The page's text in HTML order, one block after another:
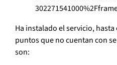
Ha instalado el servicio,
puntos que no cuentan con
son: